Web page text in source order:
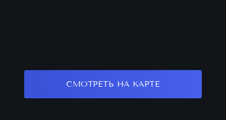
СМОТРЕТЬ НА КАРТЕ